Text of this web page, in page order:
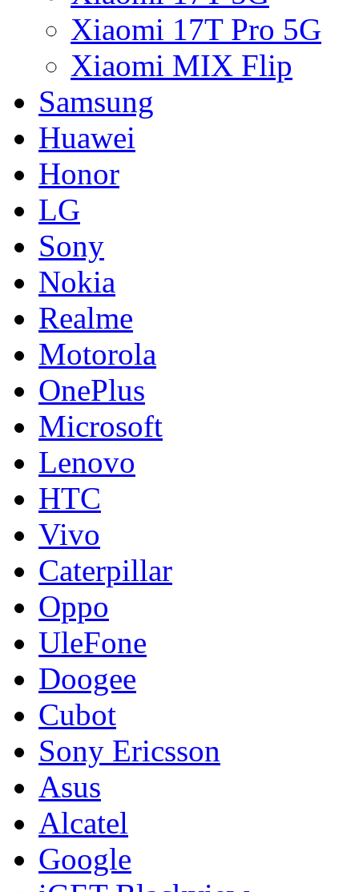
Xiaomi 17T Pro 5G
Xiaomi MIX Flip
Samsung
Huawei
Honor
LG
Sony
Nokia
Realme
Motorola
OnePlus
Microsoft
Lenovo
HTC
Vivo
Caterpillar
Oppo
UleFone
Doogee
Cubot
Sony Ericsson
Asus
Alcatel
Google